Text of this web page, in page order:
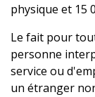
physique et 15
Le fait pour
personne
service ou
un étranger